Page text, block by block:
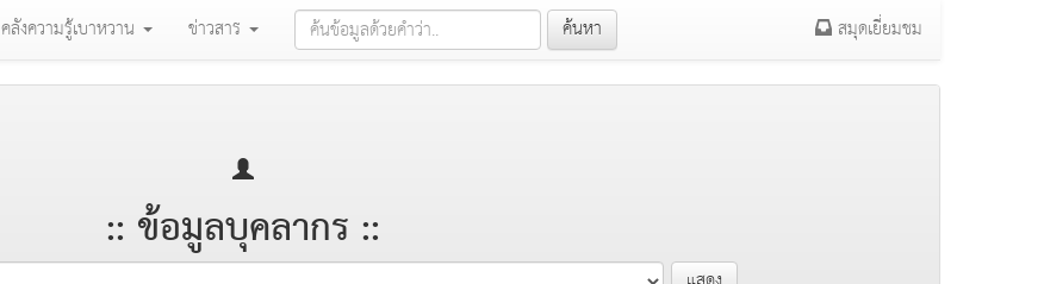
คลังความรู้เบาหวาน ข่าวสาร ค้นหา สมุดเยี่ยมชม
:: ข้อมูลบุคลากร ::